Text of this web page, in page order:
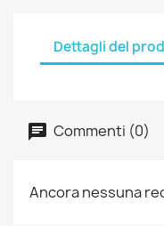
Dettagli del
Commenti (0)
Ancora nessuna